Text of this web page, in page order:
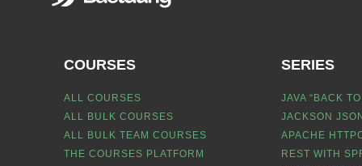
COURSES
ALL COURSES
ALL BULK COURSES
ALL BULK TEAM COURSES
THE COURSES PLATFORM
SERIES
JAVA “BACK
JACKSON
APACHE
REST WITH